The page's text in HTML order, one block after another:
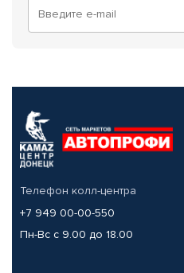
Телефон колл-центра
+7 949 00-00-550
Пн-Вс с 9.00 до 18.00